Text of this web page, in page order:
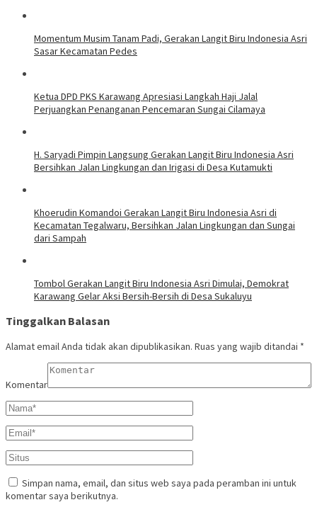
Momentum Musim Tanam Padi, Gerakan Langit Biru Indonesia Asri
Sasar Kecamatan Pedes
Ketua DPD PKS Karawang Apresiasi Langkah Haji Jalal
Perjuangkan Penanganan Pencemaran Sungai Cilamaya
H. Saryadi Pimpin Langsung Gerakan Langit Biru Indonesia Asri
Bersihkan Jalan Lingkungan dan Irigasi di Desa Kutamukti
Khoerudin Komandoi Gerakan Langit Biru Indonesia Asri di
Kecamatan Tegalwaru, Bersihkan Jalan Lingkungan dan Sungai
dari Sampah
Tombol Gerakan Langit Biru Indonesia Asri Dimulai, Demokrat
Karawang Gelar Aksi Bersih-Bersih di Desa Sukaluyu
Tinggalkan Balasan
Alamat email Anda tidak akan dipublikasikan. Ruas yang wajib ditandai *
Komentar
Simpan nama, email, dan situs web saya pada peramban ini untuk
komentar saya berikutnya.